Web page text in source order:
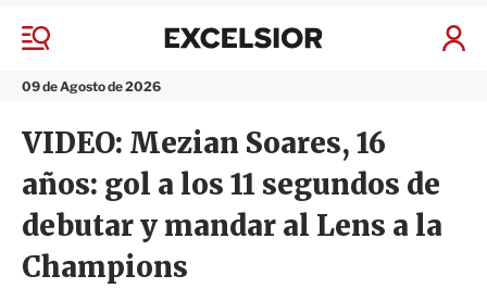
M
n
09 de Agosto de 2026
I
x
i
r
VIDEO: Mezian Soares, 16
años: gol a los 11 segundos de
debutar y mandar al Lens a la
Champions